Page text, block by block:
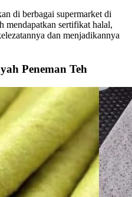
di berbagai supermarket di
mendapatkan sertifikat halal,
dan menjadikannya
Peneman Teh